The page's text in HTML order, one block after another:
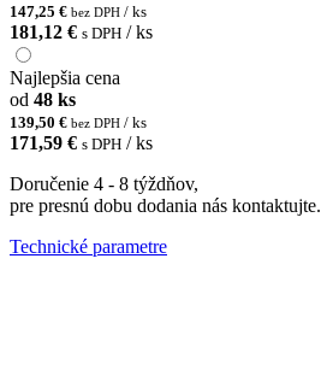
147,25 € bez DPH / ks
181,12 € s DPH / ks
Najlepšia cena
od 48 ks
139,50 € bez DPH / ks
171,59 € s DPH / ks
Doručenie 4 - 8 týždňov,
pre presnú dobu dodania nás kontaktujte.
Technické parametre